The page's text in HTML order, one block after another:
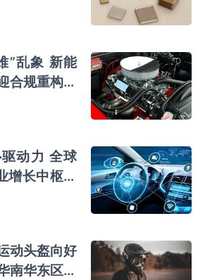
”乱象 新能
合规重构期
动力 全球
增长中枢有
动头盔向好
南华东区域